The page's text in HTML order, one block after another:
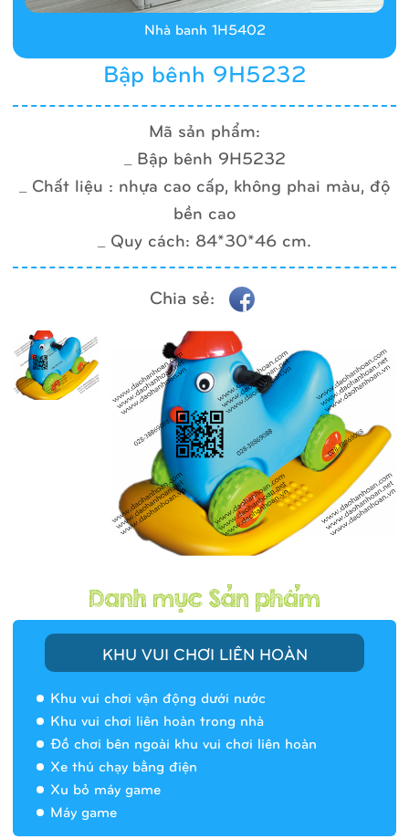
KHU VUI CHƠI LIÊN HOÀN
Khu vui chơi vận động dưới nước
Khu vui chơi liên hoàn trong nhà
Đồ chơi bên ngoài khu vui chơi liên hoàn
Xe thú chạy bằng điện
Xu bỏ máy game
Máy game
Bập bênh 9H5232
Mã sản phẩm:
_ Bập bênh 9H5232
_ Chất liệu : nhựa cao cấp, không phai màu, độ
bền cao
_ Quy cách: 84*30*46 cm.
Chia sẻ:
Nhà banh 1H5402